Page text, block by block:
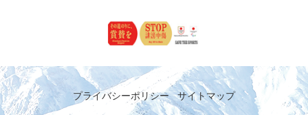
プライバシーポリシー サイトマップ